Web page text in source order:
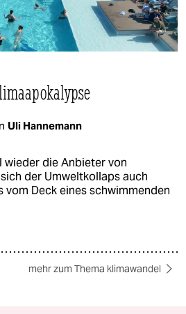
Uli Hannemann
wieder die Anbieter von
der Umweltkollaps auch
vom Deck eines schwimmenden
mehr zum Thema klimawandel